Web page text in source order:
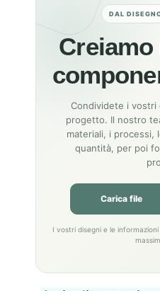
DAL
Condividete i vostri
progetto. Il nostro
materiali, i processi,
quantità, per poi
Carica file
I vostri disegni e le